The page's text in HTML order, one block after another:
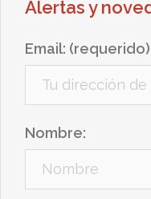
Alertas y
Email: (requerido)
Nombre: